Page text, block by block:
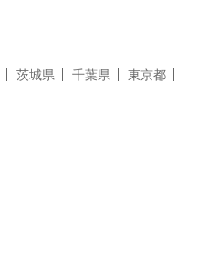
茨城県 千葉県
東京都